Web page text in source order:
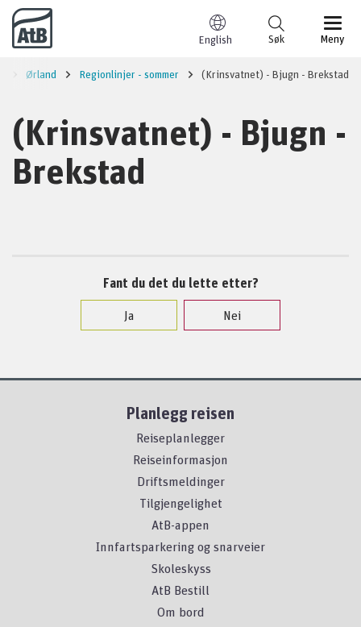
Til innhold
English Meny
Søk
Ørland Regionlinjer - sommer (Krinsvatnet) - Bjugn - Brekstad
(Krinsvatnet) - Bjugn -
Brekstad
Fant du det du lette etter?
Ja
Nei
Planlegg reisen
Reiseplanlegger
Reiseinformasjon
Driftsmeldinger
Tilgjengelighet
AtB-appen
Innfartsparkering og snarveier
Skoleskyss
AtB Bestill
Om bord